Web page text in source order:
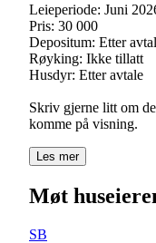
Leieperiode: Juni
Pris: 30 000
Depositum: Etter
Røyking: Ikke tillatt
Husdyr: Etter avtale
Skriv gjerne litt om
komme på visning.
Les mer
Møt
SB